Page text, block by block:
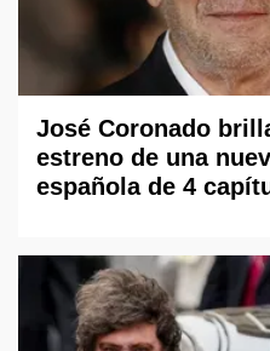
José Coronado
estreno de una
española de 4